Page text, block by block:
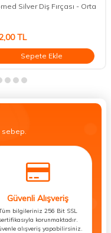
Silver Diş Fırçası - Orta
TL
Sepete Ekle
Güvenli Alışveriş
bilgileriniz 256 Bit SSL
korunmaktadır.
alışveriş yapabilirsiniz.